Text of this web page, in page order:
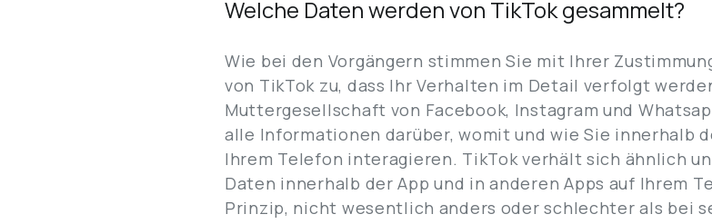
Welche Daten werden von TikTok gesammelt?
Wie bei den Vorgängern stimmen Sie mit Ihrer
von TikTok zu, dass Ihr Verhalten im Detail verfolgt
Muttergesellschaft von Facebook, Instagram und
alle Informationen darüber, womit und wie Sie innerhalb
Ihrem Telefon interagieren. TikTok verhält sich ähnlich
Daten innerhalb der App und in anderen Apps auf Ihrem
Prinzip, nicht wesentlich anders oder schlechter als bei